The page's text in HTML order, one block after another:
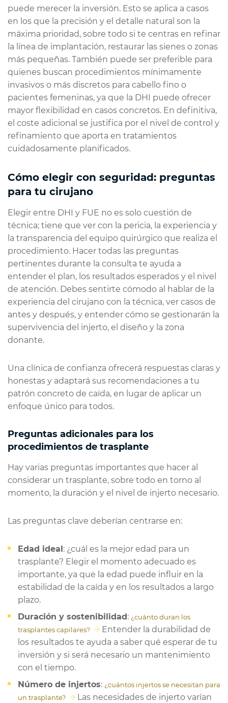
puede merecer la inversión. Esto se aplica a casos
en los que la precisión y el detalle natural son la
máxima prioridad, sobre todo si te centras en refinar
la línea de implantación, restaurar las sienes o zonas
más pequeñas. También puede ser preferible para
quienes buscan procedimientos mínimamente
invasivos o más discretos para cabello fino o
pacientes femeninas, ya que la DHI puede ofrecer
mayor flexibilidad en casos concretos. En definitiva,
el coste adicional se justifica por el nivel de control y
refinamiento que aporta en tratamientos
cuidadosamente planificados.
Cómo elegir con seguridad: preguntas
para tu cirujano
Elegir entre DHI y FUE no es solo cuestión de
técnica; tiene que ver con la pericia, la experiencia y
la transparencia del equipo quirúrgico que realiza el
procedimiento. Hacer todas las preguntas
pertinentes durante la consulta te ayuda a
entender el plan, los resultados esperados y el nivel
de atención. Debes sentirte cómodo al hablar de la
experiencia del cirujano con la técnica, ver casos de
antes y después, y entender cómo se gestionarán la
supervivencia del injerto, el diseño y la zona
donante.
Una clínica de confianza ofrecerá respuestas claras y
honestas y adaptará sus recomendaciones a tu
patrón concreto de caída, en lugar de aplicar un
enfoque único para todos.
Preguntas adicionales para los
procedimientos de trasplante
Hay varias preguntas importantes que hacer al
considerar un trasplante, sobre todo en torno al
momento, la duración y el nivel de injerto necesario.
Las preguntas clave deberían centrarse en:
Edad ideal : ¿cuál es la mejor edad para un
trasplante? Elegir el momento adecuado es
importante, ya que la edad puede influir en la
estabilidad de la caída y en los resultados a largo
plazo.
Duración y sostenibilidad : ¿cuánto duran los
trasplantes capilares?
Entender la durabilidad de
los resultados te ayuda a saber qué esperar de tu
inversión y si será necesario un mantenimiento
con el tiempo.
Número de injertos: ¿cuántos injertos se necesitan para
un trasplante?
Las necesidades de injerto varían